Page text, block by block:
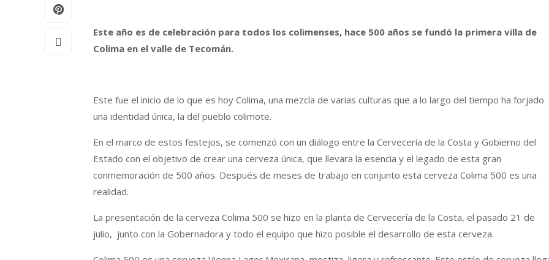
Este año es de celebración para todos los colimenses, hace 500 años se fundó la primera villa de
Colima en el valle de Tecomán.
Este fue el inicio de lo que es hoy Colima, una mezcla de varias culturas que a lo largo del tiempo ha forjado
una identidad única, la del pueblo colimote.
En el marco de estos festejos, se comenzó con un diálogo entre la Cervecería de la Costa y Gobierno del
Estado con el objetivo de crear una cerveza única, que llevara la esencia y el legado de esta gran
conmemoración de 500 años. Después de meses de trabajo en conjunto esta cerveza Colima 500 es una
realidad.
La presentación de la cerveza Colima 500 se hizo en la planta de Cervecería de la Costa, el pasado 21 de
julio, junto con la Gobernadora y todo el equipo que hizo posible el desarrollo de esta cerveza.